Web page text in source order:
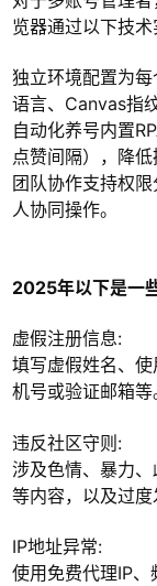
览器通过以下技术
独立环境配置为每
语言、Canvas指
自动化养号内置
点赞间隔），降低
团队协作支持权
人协同操作。
2025年以下是一
虚假注册信息:
填写虚假姓名、
机号或验证邮箱等
违反社区守则:
涉及色情、暴力
等内容，以及过度
IP地址异常:
使用免费代理IP